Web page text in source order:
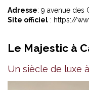
Adresse: 9 avenue des
Site officiel : https://
Le Majestic à
Un siècle de luxe